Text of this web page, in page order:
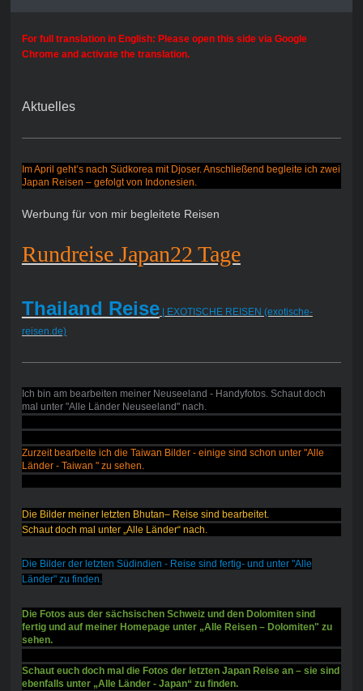
For full translation in English: Please open this side via Google
Chrome and activate the translation.
Aktuelles
Im April geht’s nach Südkorea mit Djoser. Anschließend begleite ich zwei
Japan Reisen – gefolgt von Indonesien.
Werbung für von mir begleitete Reisen
Rundreise Japan22 Tage
Thailand Reise| EXOTISCHE REISEN (exotische-
reisen.de)
Ich bin am bearbeiten meiner Neuseeland - Handyfotos. Schaut doch
mal unter "Alle Länder Neuseeland" nach.
Zurzeit bearbeite ich die Taiwan Bilder - einige sind schon unter "Alle
Länder - Taiwan " zu sehen.
Die Bilder meiner letzten Bhutan– Reise sind bearbeitet.
Schaut doch mal unter „Alle Länder“ nach.
Die Bilder der letzten Südindien - Reise sind fertig- und unter "Alle
Länder" zu finden.
Die Fotos aus der sächsischen Schweiz und den Dolomiten sind
fertig und auf meiner Homepage unter „Alle Reisen – Dolomiten" zu
sehen.
Schaut euch doch mal die Fotos der letzten Japan Reise an – sie sind
ebenfalls unter „Alle Länder - Japan“ zu finden.